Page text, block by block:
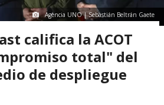
Agencia UNO | Sebastián Beltrán Gaete
califica la ACOT
total" del
de despliegue